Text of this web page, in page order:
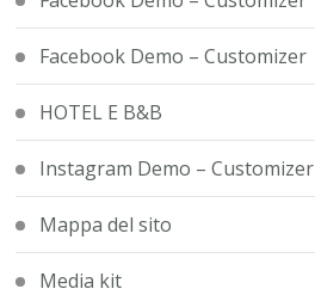
Facebook Demo – Customizer
HOTEL E B&B
Instagram Demo – Customizer
Mappa del sito
Media kit